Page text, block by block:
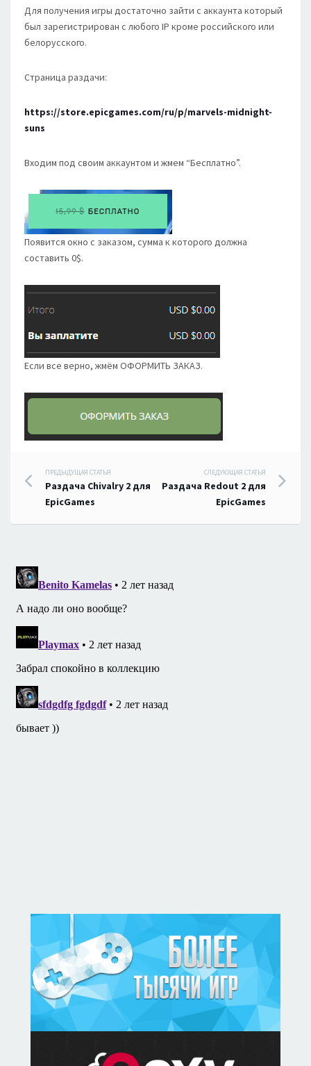
Для получения игры достаточно зайти с аккаунта который
был зарегистрирован с любого IP кроме российского или
белорусского.
Страница раздачи:
https://store.epicgames.com/ru/p/marvels-midnight-
suns
Входим под своим аккаунтом и жмем “Бесплатно”.
Появится окно с заказом, сумма к которого должна
составить 0$.
Если все верно, жмём ОФОРМИТЬ ЗАКАЗ.
Навигация
по
записям
ПРЕДЫДУЩАЯ СТАТЬЯ
Раздача Chivalry 2 для
EpicGames
СЛЕДУЮЩАЯ СТАТЬЯ
Раздача Redout 2 для
EpicGames